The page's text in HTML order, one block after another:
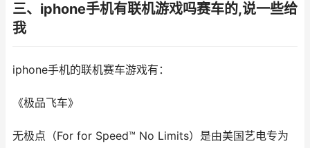
三、iphone手机有联机游戏吗赛车的,说一些给
我
iphone手机的联机赛车游戏有：
《极品飞车》
无极点（For for Speed™ No Limits）是由美国艺电专为